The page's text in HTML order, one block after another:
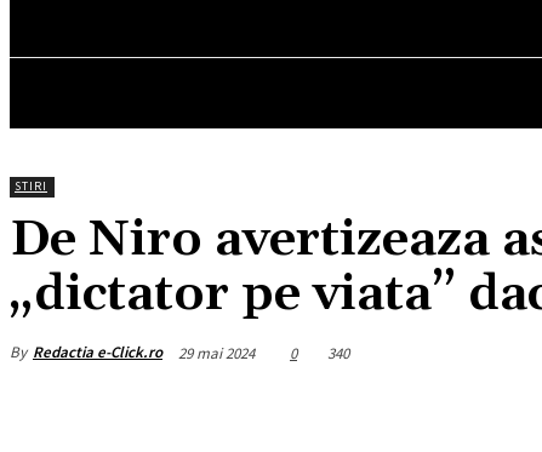
STIRI
De Niro avertizeaza
„dictator pe viata”
By Redactia e-Click.ro 29 mai 2024 0 340